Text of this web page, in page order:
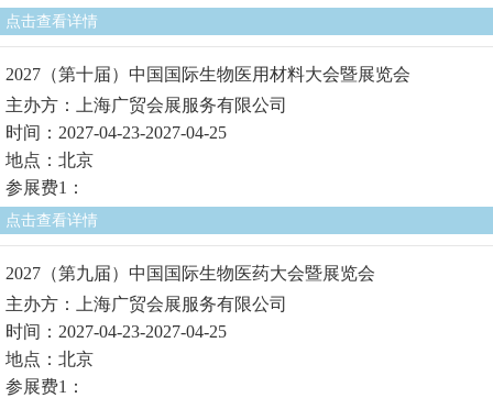
点击查看详情
2027（第十届）中国国际生物医用材料大会暨展览会
主办方：上海广贸会展服务有限公司
时间：2027-04-23-2027-04-25
地点：北京
参展费1：
点击查看详情
2027（第九届）中国国际生物医药大会暨展览会
主办方：上海广贸会展服务有限公司
时间：2027-04-23-2027-04-25
地点：北京
参展费1：